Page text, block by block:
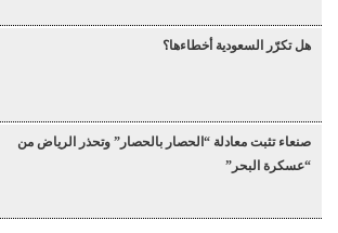
هل تكرّر السعودية أخطاءها؟
صنعاء تثبت معادلة “الحصار بالحصار” وتحذر الرياض من
“عسكرة البحر”